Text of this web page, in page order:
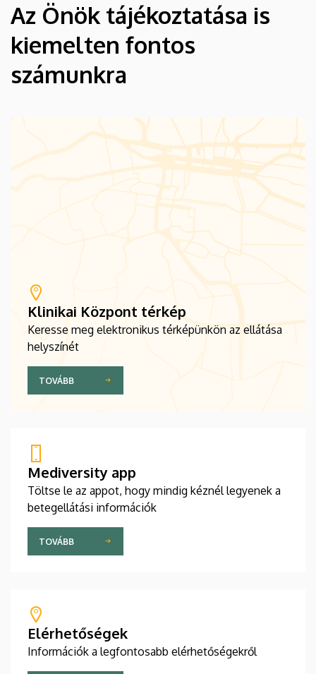
Az Önök tájékoztatása is
kiemelten fontos
számunkra
Klinikai Központ térkép
Keresse meg elektronikus térképünkön az ellátása
helyszínét
TOVÁBB
Mediversity app
Töltse le az appot, hogy mindig kéznél legyenek a
betegellátási információk
TOVÁBB
Elérhetőségek
Információk a legfontosabb elérhetőségekről